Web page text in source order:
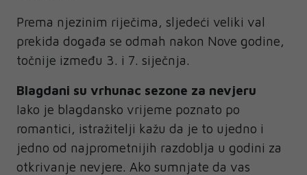
Prema njezinim riječima, sljedeći veliki val
prekida događa se odmah nakon Nove godine,
točnije između 3. i 7. siječnja.
Blagdani su vrhunac sezone za nevjeru
Iako je blagdansko vrijeme poznato po
romantici, istražitelji kažu da je to ujedno i
jedno od najprometnijih razdoblja u godini za
otkrivanje nevjere. Ako sumnjate da vas